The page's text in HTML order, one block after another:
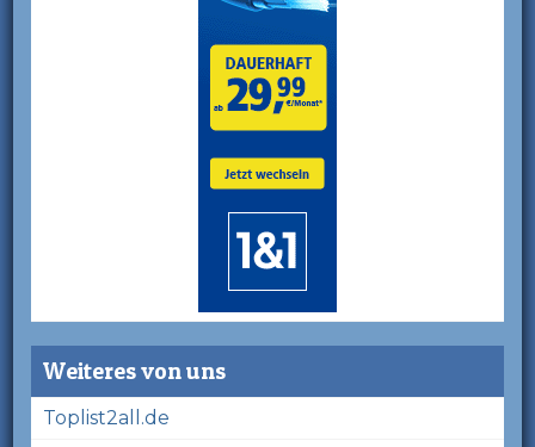
Weiteres von uns
Toplist2all.de